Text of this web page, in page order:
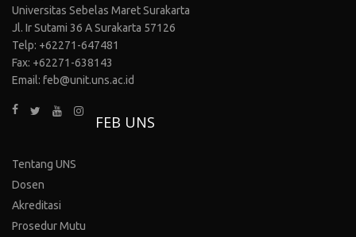
Universitas Sebelas Maret Surakarta
Jl. Ir Sutami 36 A Surakarta 57126
Telp: +62271-647481
Fax: +62271-638143
Email: feb@unit.uns.ac.id
FEB UNS
Tentang UNS
Dosen
Akreditasi
Prosedur Mutu